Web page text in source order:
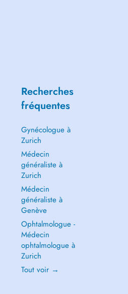
Recherches
fréquentes
Gynécologue à
Zurich
Médecin
généraliste à
Zurich
Médecin
généraliste à
Genève
Ophtalmologue -
Médecin
ophtalmologue à
Zurich
Tout voir →